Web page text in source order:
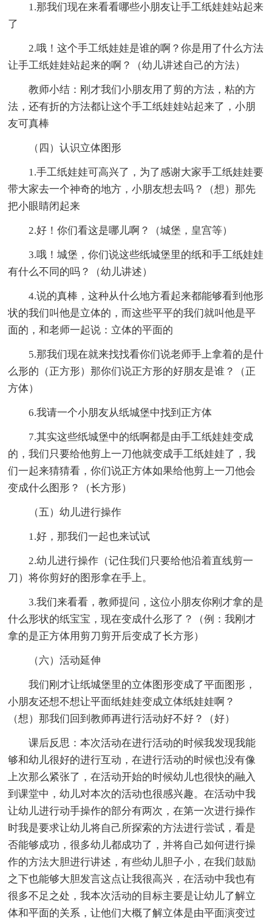
1.那我们现在来看看哪些小朋友让手工纸娃娃站起来
了
2.哦！这个手工纸娃娃是谁的啊？你是用了什么方法
让手工纸娃娃站起来的啊？（幼儿讲述自己的方法）
教师小结：刚才我们小朋友用了剪的方法，粘的方
法，还有折的方法都让这个手工纸娃娃站起来了，小朋
友可真棒
（四）认识立体图形
1.手工纸娃娃可高兴了，为了感谢大家手工纸娃娃要
带大家去一个神奇的地方，小朋友想去吗？（想）那先
把小眼睛闭起来
2.好！你们看这是哪儿啊？（城堡，皇宫等）
3.哦！城堡，你们说这些纸城堡里的纸和手工纸娃娃
有什么不同的吗？（幼儿讲述）
4.说的真棒，这种从什么地方看起来都能够看到他形
状的我们叫他是立体的，而这些平平的我们就叫他是平
面的，和老师一起说：立体的平面的
5.那我们现在就来找找看你们说老师手上拿着的是什
么形的（正方形）那你们说正方形的好朋友是谁？（正
方体）
6.我请一个小朋友从纸城堡中找到正方体
7.其实这些纸城堡中的纸啊都是由手工纸娃娃变成
的，我们只要给他剪上一刀他就变成手工纸娃娃了，我
们一起来猜猜看，你们说正方体如果给他剪上一刀他会
变成什么图形？（长方形）
（五）幼儿进行操作
1.好，那我们一起也来试试
2.幼儿进行操作（记住我们只要给他沿着直线剪一
刀）将你剪好的图形拿在手上。
3.我们来看看，教师提问，这位小朋友你刚才拿的是
什么形状的纸宝宝，现在变成什么形了？（例：我刚才
拿的是正方体用剪刀剪开后变成了长方形）
（六）活动延伸
我们刚才让纸城堡里的立体图形变成了平面图形，
小朋友还想不想让平面纸娃娃变成立体纸娃娃啊？
（想）那我们回到教师再进行活动好不好？（好）
课后反思：本次活动在进行活动的时候我发现我能
够和幼儿很好的进行互动，在进行活动的时候也没有像
上次那么紧张了，在活动开始的时候幼儿也很快的融入
到课堂中，幼儿对本次的活动也很感兴趣。在活动中我
让幼儿进行动手操作的部分有两次，在第一次进行操作
时我是要求让幼儿将自己所探索的方法进行尝试，看是
否能够成功，很多幼儿都成功了，并将自己如何进行操
作的方法大胆进行讲述，有些幼儿胆子小，在我们鼓励
之下也能够大胆发言这点让我很高兴，在活动中我也有
很多不足之处，我本次活动的目标主要是让幼儿了解立
体和平面的关系，让他们大概了解立体是由平面演变过